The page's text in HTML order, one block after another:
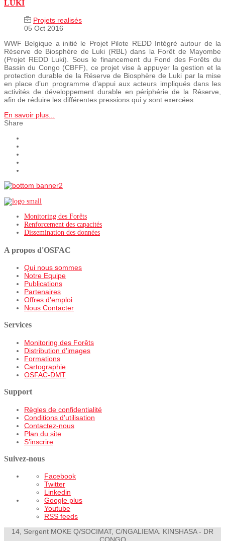
LUKI
Projets realisés
05 Oct 2016
WWF Belgique a initié le Projet Pilote REDD Intégré autour de la
Réserve de Biosphère de Luki (RBL) dans la Forêt de Mayombe
(Projet REDD Luki). Sous le financement du Fond des Forêts du
Bassin du Congo (CBFF), ce projet vise à appuyer la gestion et la
protection durable de la Réserve de Biosphère de Luki par la mise
en place d’un programme d’appui aux acteurs impliqués dans les
activités de développement durable en périphérie de la Réserve,
afin de réduire les différentes pressions qui y sont exercées.
En savoir plus...
Share
Monitoring des Forêts
Renforcement des capacités
Dissemination des données
A propos d'OSFAC
Qui nous sommes
Notre Equipe
Publications
Partenaires
Offres d'emploi
Nous Contacter
Services
Monitoring des Forêts
Distribution d'images
Formations
Cartographie
OSFAC-DMT
Support
Règles de confidentialité
Conditions d'utilisation
Contactez-nous
Plan du site
S'inscrire
Suivez-nous
Facebook
Twitter
Linkedin
Google plus
Youtube
RSS feeds
14, Sergent MOKE Q/SOCIMAT, C/NGALIEMA. KINSHASA - DR